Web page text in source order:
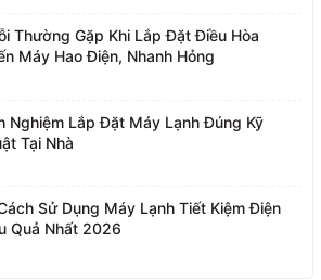
Thường Gặp Khi Lắp Đặt Điều Hòa
Máy Hao Điện, Nhanh Hỏng
Nghiệm Lắp Đặt Máy Lạnh Đúng Kỹ
Tại Nhà
Sử Dụng Máy Lạnh Tiết Kiệm Điện
Quả Nhất 2026